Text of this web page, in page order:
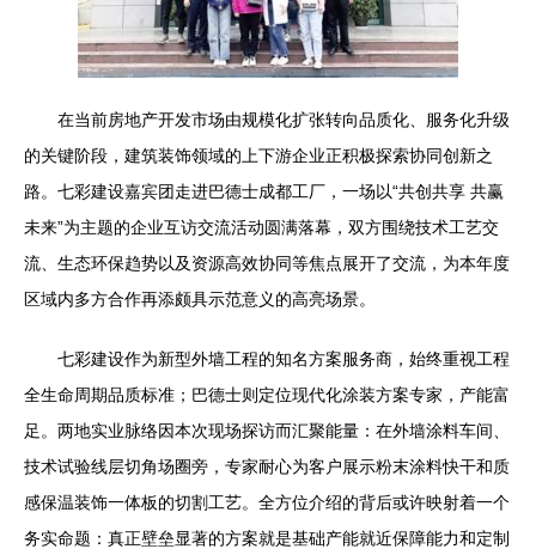
在当前房地产开发市场由规模化扩张转向品质化、服务化升级
的关键阶段，建筑装饰领域的上下游企业正积极探索协同创新之
路。七彩建设嘉宾团走进巴德士成都工厂，一场以“共创共享 共赢
未来”为主题的企业互访交流活动圆满落幕，双方围绕技术工艺交
流、生态环保趋势以及资源高效协同等焦点展开了交流，为本年度
区域内多方合作再添颇具示范意义的高亮场景。
七彩建设作为新型外墙工程的知名方案服务商，始终重视工程
全生命周期品质标准；巴德士则定位现代化涂装方案专家，产能富
足。两地实业脉络因本次现场探访而汇聚能量：在外墙涂料车间、
技术试验线层切角场圈旁，专家耐心为客户展示粉末涂料快干和质
感保温装饰一体板的切割工艺。全方位介绍的背后或许映射着一个
务实命题：真正壁垒显著的方案就是基础产能就近保障能力和定制